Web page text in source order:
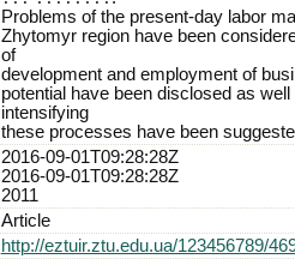
Problems of the present-day labor
Zhytomyr region have been
of
development and employment of
potential have been disclosed as
intensifying
these processes have been
2016-09-01T09:28:28Z
2016-09-01T09:28:28Z
2011
Article
http://eztuir.ztu.edu.ua/123456789/